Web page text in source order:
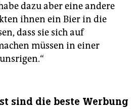
dazu aber eine andere
ihnen ein Bier in die
dass sie sich auf
müssen in einer
sind die beste Werbung